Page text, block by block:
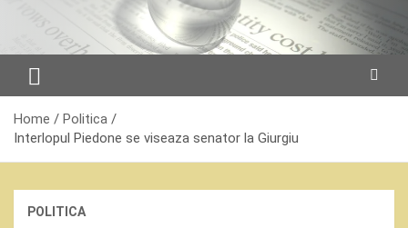
Home
Politica
Interlopul Piedone se viseaza senator la Giurgiu
POLITICA